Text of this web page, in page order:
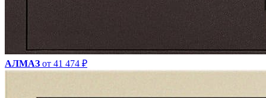
АЛМАЗ от 41 474 ₽